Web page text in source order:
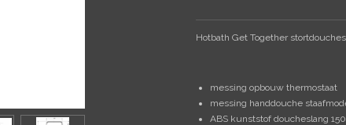
Hotbath Get Together
messing opbouw thermostaat
messing handdouche
ABS kunststof doucheslang